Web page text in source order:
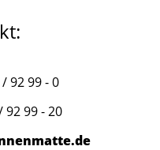
92 99 - 0
92 99 - 20